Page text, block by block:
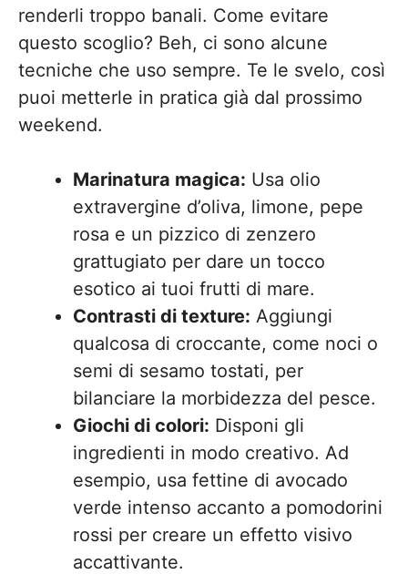
renderli troppo banali. Come evitare
questo scoglio? Beh, ci sono alcune
tecniche che uso sempre. Te le svelo, così
puoi metterle in pratica già dal prossimo
weekend.
Marinatura magica: Usa olio
extravergine d’oliva, limone, pepe
rosa e un pizzico di zenzero
grattugiato per dare un tocco
esotico ai tuoi frutti di mare.
Contrasti di texture: Aggiungi
qualcosa di croccante, come noci o
semi di sesamo tostati, per
bilanciare la morbidezza del pesce.
Giochi di colori: Disponi gli
ingredienti in modo creativo. Ad
esempio, usa fettine di avocado
verde intenso accanto a pomodorini
rossi per creare un effetto visivo
accattivante.